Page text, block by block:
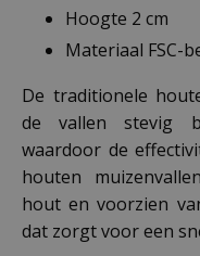
Hoogte 2 cm
Materiaal FSC-
De traditionele
de vallen stevig
waardoor de
houten
hout en voorzien
dat zorgt voor een